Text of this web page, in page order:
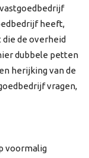
heeft,
de overheid
dubbele petten
herijking van de
vragen,
voormalig